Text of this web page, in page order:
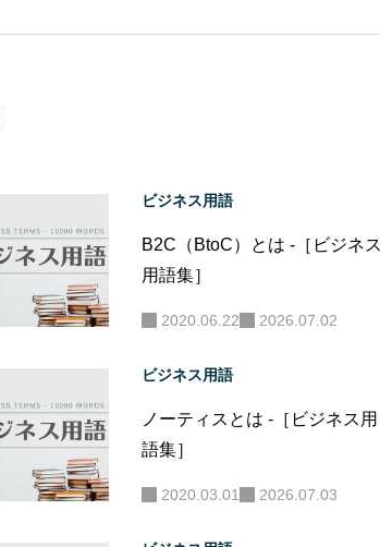
ビジネス用語
B2C（BtoC）とは -［ビジネス
用語集］
2020.06.22 2026.07.02
ビジネス用語
ノーティスとは -［ビジネス用
語集］
2020.03.01 2026.07.03